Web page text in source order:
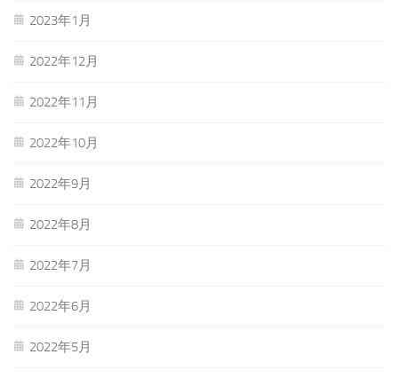
2023年1月
2022年12月
2022年11月
2022年10月
2022年9月
2022年8月
2022年7月
2022年6月
2022年5月